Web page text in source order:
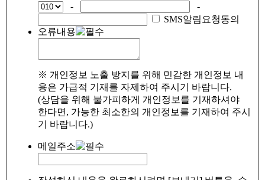
-
-
SMS알림요청동의
오류내용
※ 개인정보 노출 방지를 위해 민감한 개인정보 내
용은 가급적 기재를 자제하여 주시기 바랍니다.
(상담을 위해 불가피하게 개인정보를 기재하셔야
한다면, 가능한 최소한의 개인정보를 기재하여 주시
기 바랍니다.)
메일주소